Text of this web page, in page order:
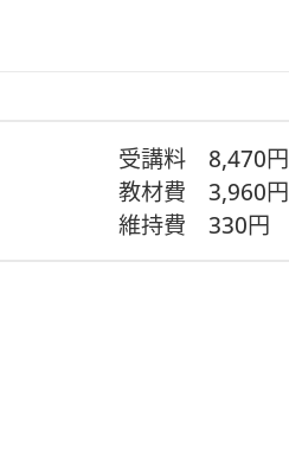
受講料 8,470円
教材費3,960円
維持費330円